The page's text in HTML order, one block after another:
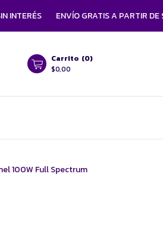
ENVÍO GRATIS A PARTIR DE
Carrito (0)
$0,00
100W Full Spectrum